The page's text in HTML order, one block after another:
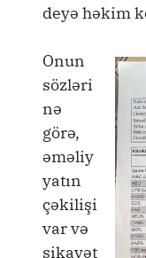
deyə həkim
Onun
sözləri
nə
görə,
əməliy
yatın
çəkilişi
var və
şikayət